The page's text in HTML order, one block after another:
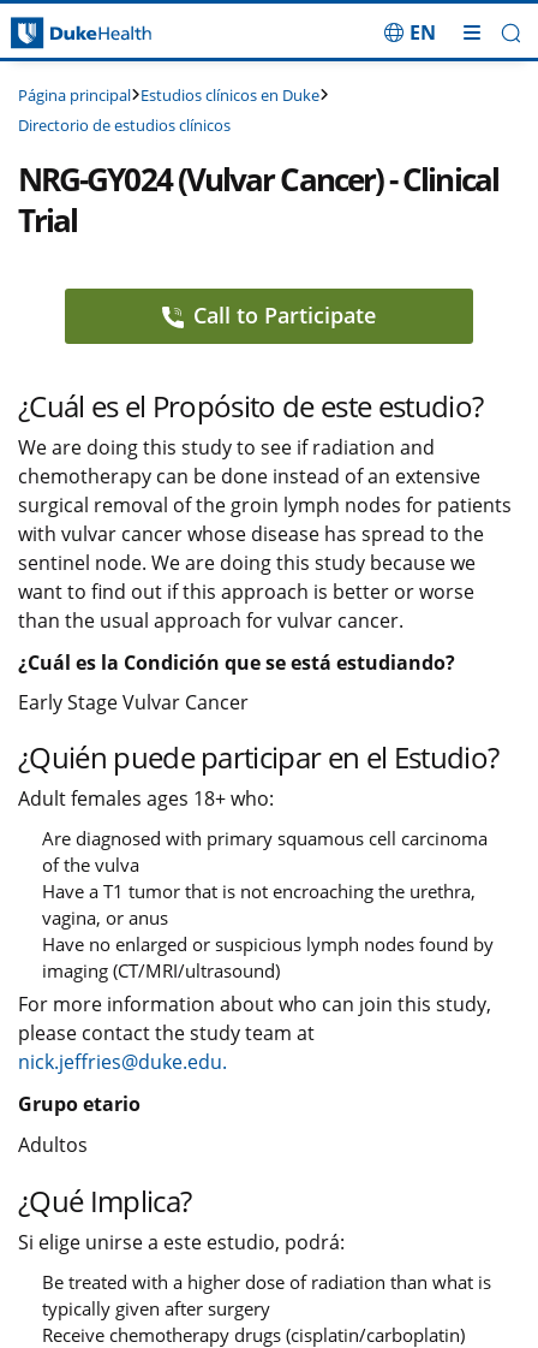
Saltar navegación
EN
Página principal Estudios clínicos en Duke
Directorio de estudios clínicos
NRG-GY024 (Vulvar Cancer) - Clinical
Trial
Call to Participate
¿Cuál es el Propósito de este estudio?
We are doing this study to see if radiation and
chemotherapy can be done instead of an extensive
surgical removal of the groin lymph nodes for patients
with vulvar cancer whose disease has spread to the
sentinel node. We are doing this study because we
want to find out if this approach is better or worse
than the usual approach for vulvar cancer.
¿Cuál es la Condición que se está estudiando?
Early Stage Vulvar Cancer
¿Quién puede participar en el Estudio?
Adult females ages 18+ who:
Are diagnosed with primary squamous cell carcinoma
of the vulva
Have a T1 tumor that is not encroaching the urethra,
vagina, or anus
Have no enlarged or suspicious lymph nodes found by
imaging (CT/MRI/ultrasound)
For more information about who can join this study,
please contact the study team at
nick.jeffries@duke.edu.
Grupo etario
Adultos
¿Qué Implica?
Si elige unirse a este estudio, podrá:
Be treated with a higher dose of radiation than what is
typically given after surgery
Receive chemotherapy drugs (cisplatin/carboplatin)